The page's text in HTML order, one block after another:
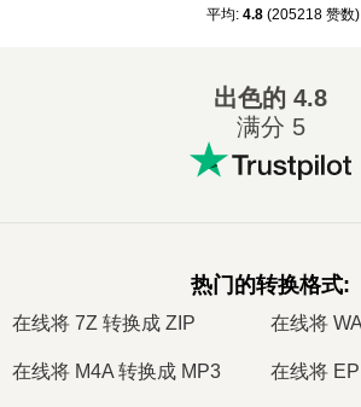
平均: 4.8 (205218 赞数)
出色的 4.8
满分 5
热门的转换格式:
在线将 7Z 转换成 ZIP 在线将
在线将 M4A 转换成 MP3 在线将